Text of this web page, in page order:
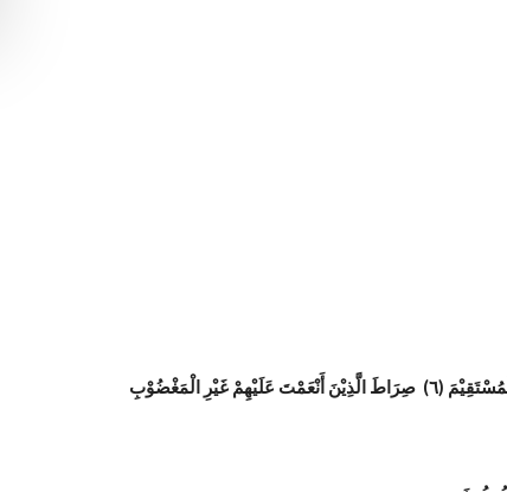
بِسْمِ اللّٰهِ الرَّحْمٰنِ الرَّحِيْمِ (١) اَلْحَمْدُ لِلّٰهِ رَبِّ الْعَالَمِيْنَ (٢) الرَّحْمٰنِ الرَّحِيْمِ (٣) مَالِكِ يَوْمِ الدِّيْنِ (٤) إِيَّاكَ نَعْبُدُ وَإِيَّاكَ نَسْتَعِيْنُ (٥) اِهْدِنَا الصِّرَاطَ الْمُسْتَقِيْمَ (٦) صِرَاطَ الَّذِيْنَ أَنْعَمْتَ عَلَيْهِمْ غَيْرِ الْمَغْضُوْبِ